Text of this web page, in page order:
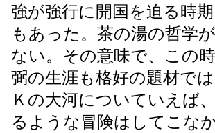
強が強行に開国を迫る時
もあった。茶の湯の哲学
ない。その意味で、この
弼の生涯も格好の題材で
Ｋの大河についていえば
るような冒険はしてこな